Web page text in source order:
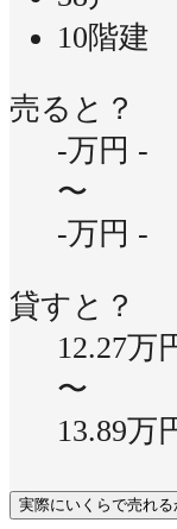
10階建
売ると？
-万円 -
〜
-万円 -
貸すと？
12.27万
〜
13.89万
実際にいくらで売れ